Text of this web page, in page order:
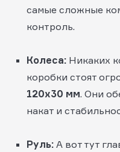
самые сложные
контроль.
Колеса: Никаких
коробки стоят
120х30 мм. Они
накат и
Руль: А вот тут